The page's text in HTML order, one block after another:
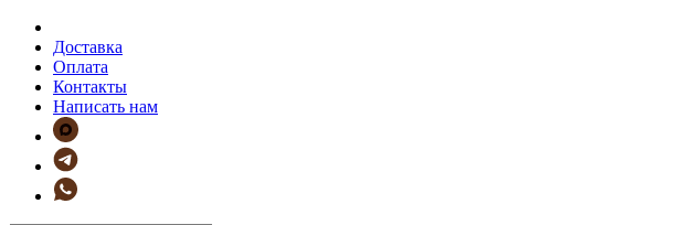
Доставка
Оплата
Контакты
Написать нам